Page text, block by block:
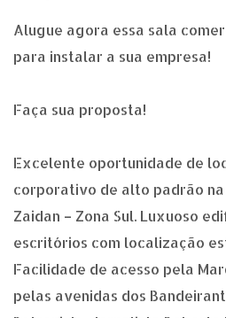
Alugue agora essa sala
para instalar a sua empresa!
Faça sua proposta!
Excelente oportunidade de
corporativo de alto padrão na
Zaidan – Zona Sul. Luxuoso
escritórios com localização
Facilidade de acesso pela
pelas avenidas dos